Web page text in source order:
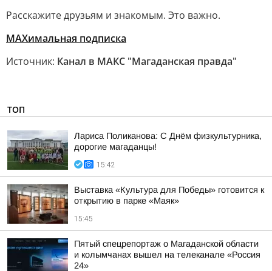
Расскажите друзьям и знакомым. Это важно.
МАХимальная подписка
Источник: Канал в МАКС "Магаданская правда"
ТОП
Лариса Поликанова: С Днём физкультурника,
дорогие магаданцы!
15:42
Выставка «Культура для Победы» готовится к
открытию в парке «Маяк»
15:45
Пятый спецрепортаж о Магаданской области
и колымчанах вышел на телеканале «Россия
24»